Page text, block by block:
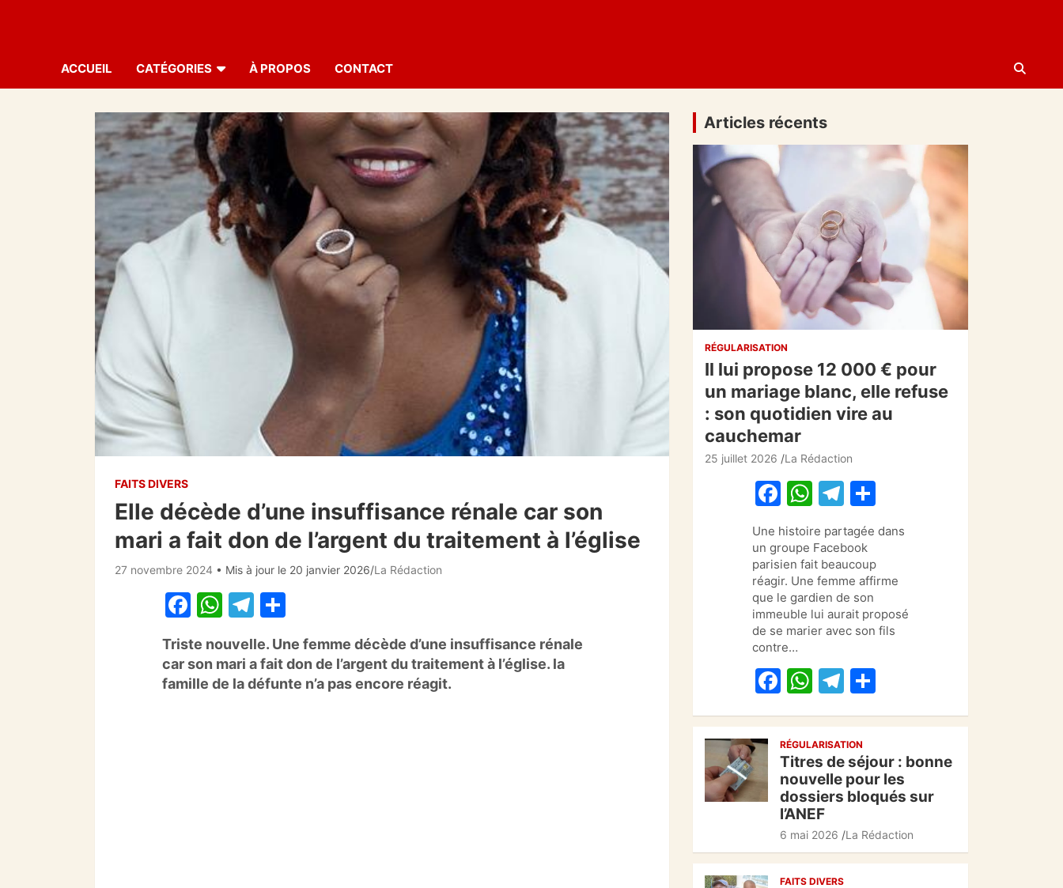
ACCUEIL CATÉGORIES À PROPOS CONTACT
FAITS DIVERS
Elle décède d’une insuffisance rénale car son
mari a fait don de l’argent du traitement à l’église
27 novembre 2024 • Mis à jour le 20 janvier 2026 La Rédaction
F
c
e
W
at
s
T
e
gr
ar
ta
g
Triste nouvelle. Une femme décède d’une insuffisance rénale
car son mari a fait don de l’argent du traitement à l’église. la
famille de la défunte n’a pas encore réagit.
Articles récents
RÉGULARISATION
Il lui propose 12 000 € pour
un mariage blanc, elle refuse
: son quotidien vire au
cauchemar
25 juillet 2026 La Rédaction
F
c
e
b
o
o
k
W
at
s
A
p
p
T
el
e
gr
a
m
ta
g
er
Une histoire partagée dans
un groupe Facebook
parisien fait beaucoup
réagir. Une femme affirme
que le gardien de son
immeuble lui aurait proposé
de se marier avec son fils
contre…
F
c
e
b
o
o
k
W
s
A
p
p
T
gr
a
m
g
er
RÉGULARISATION
Titres de séjour : bonne
nouvelle pour les
dossiers bloqués sur
l’ANEF
6 mai 2026 La Rédaction
FAITS DIVERS